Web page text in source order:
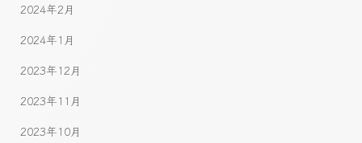
2024年2月
2024年1月
2023年12月
2023年11月
2023年10月